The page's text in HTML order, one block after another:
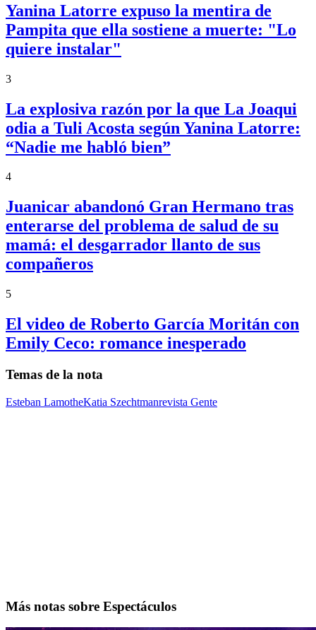
Yanina Latorre expuso la mentira de
Pampita que ella sostiene a muerte: "Lo
quiere instalar"
3
La explosiva razón por la que La Joaqui
odia a Tuli Acosta según Yanina Latorre:
“Nadie me habló bien”
4
Juanicar abandonó Gran Hermano tras
enterarse del problema de salud de su
mamá: el desgarrador llanto de sus
compañeros
5
El video de Roberto García Moritán con
Emily Ceco: romance inesperado
Temas de la nota
Esteban LamotheKatia Szechtmanrevista Gente
Más notas sobre Espectáculos